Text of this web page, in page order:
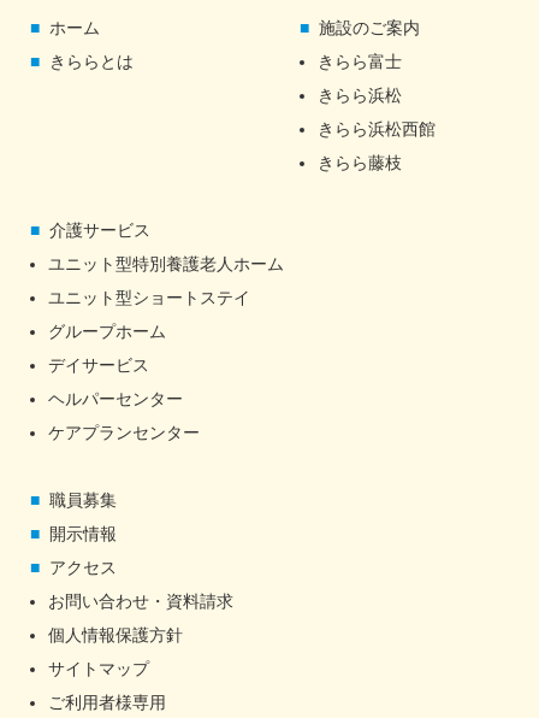
ホーム
きららとは
施設のご案内
きらら富士
きらら浜松
きらら浜松西館
きらら藤枝
介護サービス
ユニット型特別養護老人ホーム
ユニット型ショートステイ
グループホーム
デイサービス
ヘルパーセンター
ケアプランセンター
職員募集
開示情報
アクセス
お問い合わせ・資料請求
個人情報保護方針
サイトマップ
ご利用者様専用